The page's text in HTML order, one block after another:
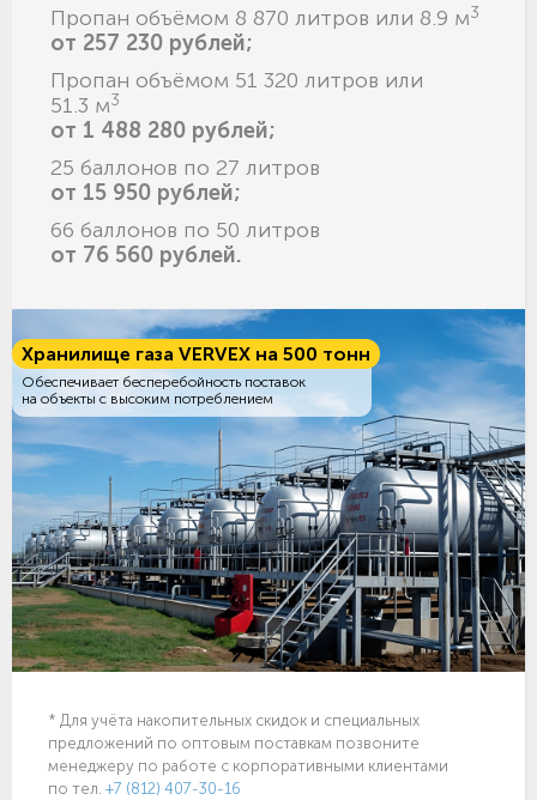
Пропан объёмом 8 870 литров или 8.9 м3
от 257 230 рублей;
Пропан объёмом 51 320 литров или
51.3 м3
от 1 488 280 рублей;
25 баллонов по 27 литров
от 15 950 рублей;
66 баллонов по 50 литров
от 76 560 рублей.
Хранилище газа VERVEX на 500 тонн
Обеспечивает бесперебойность поставок
на объекты с высоким потреблением
* Для учёта накопительных скидок и специальных
предложений по оптовым поставкам позвоните
менеджеру по работе с корпоративными клиентами
по тел. +7 (812) 407-30-16